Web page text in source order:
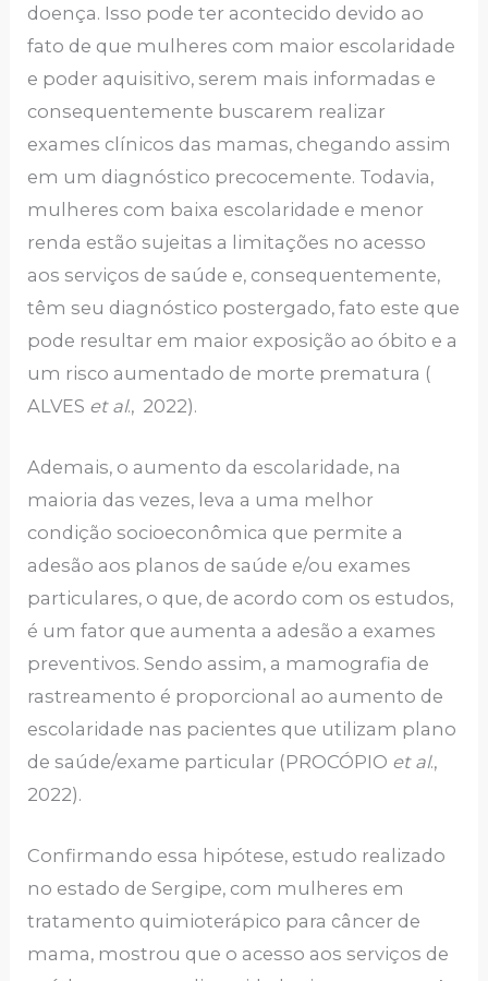
doença. Isso pode ter acontecido devido ao
fato de que mulheres com maior escolaridade
e poder aquisitivo, serem mais informadas e
consequentemente buscarem realizar
exames clínicos das mamas, chegando assim
em um diagnóstico precocemente. Todavia,
mulheres com baixa escolaridade e menor
renda estão sujeitas a limitações no acesso
aos serviços de saúde e, consequentemente,
têm seu diagnóstico postergado, fato este que
pode resultar em maior exposição ao óbito e a
um risco aumentado de morte prematura (
ALVES et al., 2022).
Ademais, o aumento da escolaridade, na
maioria das vezes, leva a uma melhor
condição socioeconômica que permite a
adesão aos planos de saúde e/ou exames
particulares, o que, de acordo com os estudos,
é um fator que aumenta a adesão a exames
preventivos. Sendo assim, a mamografia de
rastreamento é proporcional ao aumento de
escolaridade nas pacientes que utilizam plano
de saúde/exame particular (PROCÓPIO et al.,
2022).
Confirmando essa hipótese, estudo realizado
no estado de Sergipe, com mulheres em
tratamento quimioterápico para câncer de
mama, mostrou que o acesso aos serviços de